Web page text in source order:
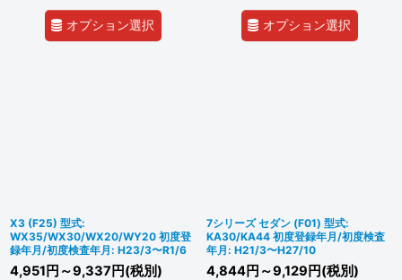
オプション選択 オプション選択
X3 (F25) 型式:
WX35/WX30/WX20/WY20 初度登
録年月/初度検査年月: H23/3〜R1/6
4,951 円 ～9,337 円(税別)
7シリーズ セダン (F01) 型式:
KA30/KA44 初度登録年月/初度検査
年月: H21/3〜H27/10
4,844円 ～9,129 円(税別)